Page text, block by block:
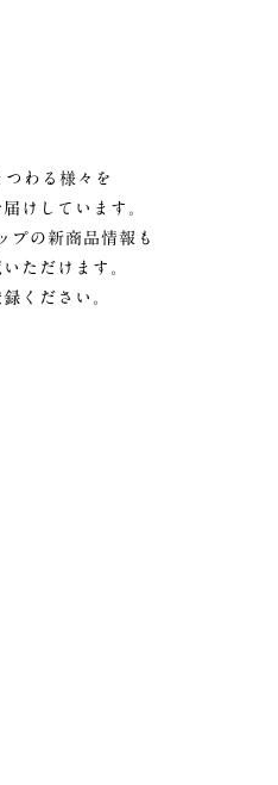
わる様々を
けしています。
プの新商品情報も
ただけます。
ください。